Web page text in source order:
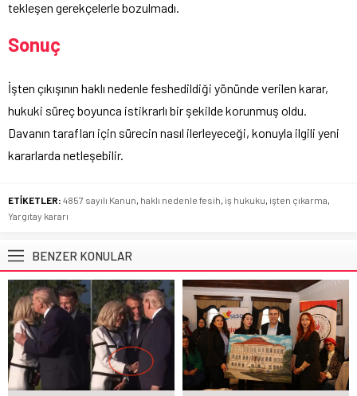
tekleşen gerekçelerle bozulmadı.
Sonuç
İşten çıkışının haklı nedenle feshedildiği yönünde verilen karar,
hukuki süreç boyunca istikrarlı bir şekilde korunmuş oldu.
Davanın tarafları için sürecin nasıl ilerleyeceği, konuyla ilgili yeni
kararlarda netleşebilir.
ETİKETLER: 4857 sayılı Kanun haklı nedenle fesih iş hukuku işten çıkarma
Yargıtay kararı
BENZER KONULAR